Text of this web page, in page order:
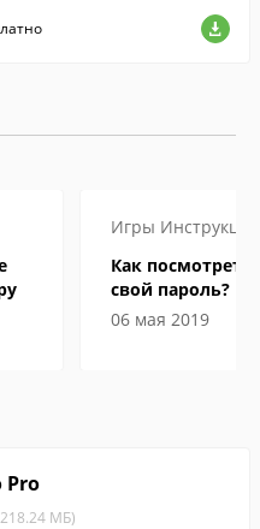
Игры Инструкции
Как посмотреть
свой пароль?
06 мая 2019
Pro
МБ)